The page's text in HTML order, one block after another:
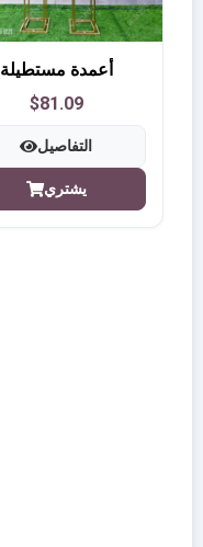
أعمدة مستطيلة
$81.09
التفاصيل
يشتري